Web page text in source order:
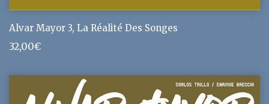
Alvar Mayor 3, La Réalité Des Songes
32,00€